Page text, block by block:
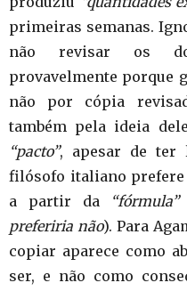
primeiras semanas.
não revisar os
provavelmente porque
não por cópia
também pela ideia
“pacto”, apesar de ter
filósofo italiano
a partir da
“fórmula”
preferiria não). Para
copiar aparece como
ser, e não como